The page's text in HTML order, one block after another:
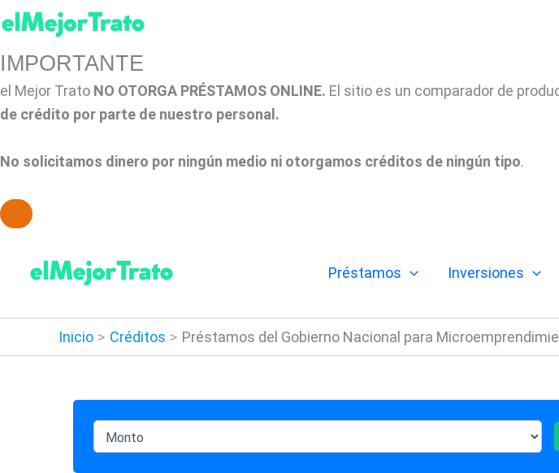
IMPORTANTE
el Mejor Trato NO OTORGA PRÉSTAMOS ONLINE. El sitio es un comparador de
de crédito por parte de nuestro personal.
No solicitamos dinero por ningún medio ni otorgamos créditos de ningún tipo.
contenido
Préstamos Inversiones
Inicio Créditos Préstamos del Gobierno Nacional para